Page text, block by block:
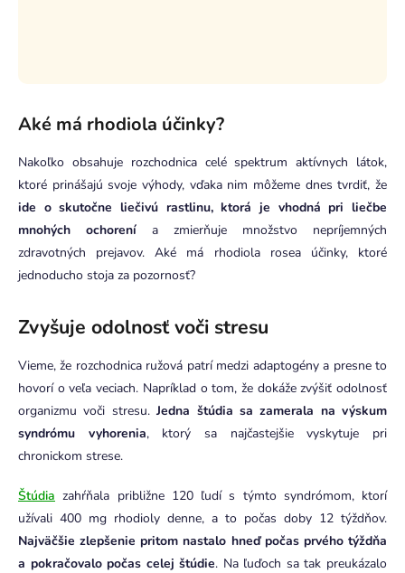
Aké má rhodiola účinky?
Nakoľko obsahuje rozchodnica celé spektrum aktívnych látok,
ktoré prinášajú svoje výhody, vďaka nim môžeme dnes tvrdiť, že
ide o skutočne liečivú rastlinu, ktorá je vhodná pri liečbe
mnohých ochorení a zmierňuje množstvo nepríjemných
zdravotných prejavov. Aké má rhodiola rosea účinky, ktoré
jednoducho stoja za pozornosť?
Zvyšuje odolnosť voči stresu
Vieme, že rozchodnica ružová patrí medzi adaptogény a presne to
hovorí o veľa veciach. Napríklad o tom, že dokáže zvýšiť odolnosť
organizmu voči stresu.Jedna štúdia sa zamerala na výskum
syndrómu vyhorenia, ktorý sa najčastejšie vyskytuje pri
chronickom strese.
Štúdia zahŕňala približne 120 ľudí s týmto syndrómom, ktorí
užívali 400 mg rhodioly denne, a to počas doby 12 týždňov.
Najväčšie zlepšenie pritom nastalo hneď počas prvého týždňa
a pokračovalo počas celej štúdie. Na ľuďoch sa tak preukázalo